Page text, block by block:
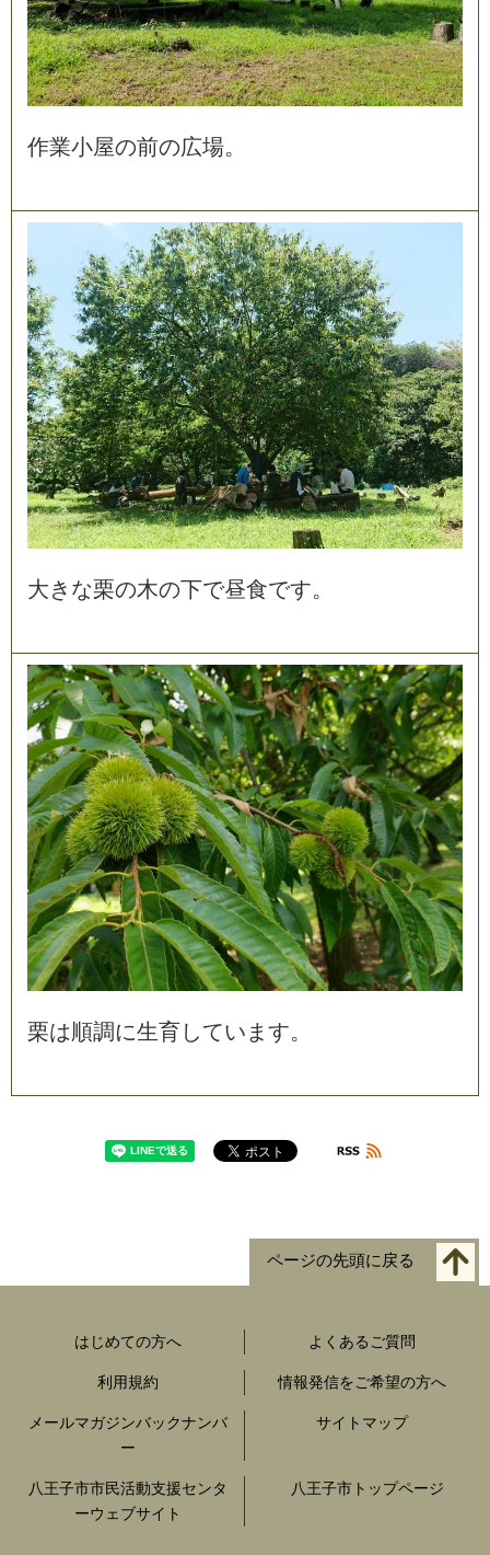
作業小屋の前の広場。
大き な栗の木の下で昼食です。
栗は順調 に生育してい ま す。
ページの先頭に戻る
はじめての方へ よくあるご質問
利用規約 情報発信をご希望の方へ
メールマガジンバックナンバ
ー
サイトマップ
八王子市市民活動支援センタ
ーウェブサイト
八王子市トップページ